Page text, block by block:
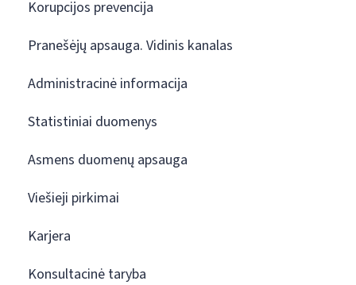
Korupcijos prevencija
Pranešėjų apsauga. Vidinis kanalas
Administracinė informacija
Statistiniai duomenys
Asmens duomenų apsauga
Viešieji pirkimai
Karjera
Konsultacinė taryba